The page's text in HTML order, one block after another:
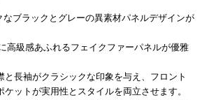
ブラックとグレーの異素材パネルデザインが
高級感あふれるフェイクファーパネルが優雅
と長袖がクラシックな印象を与え、フロント
ットが実用性とスタイルを両立させます。